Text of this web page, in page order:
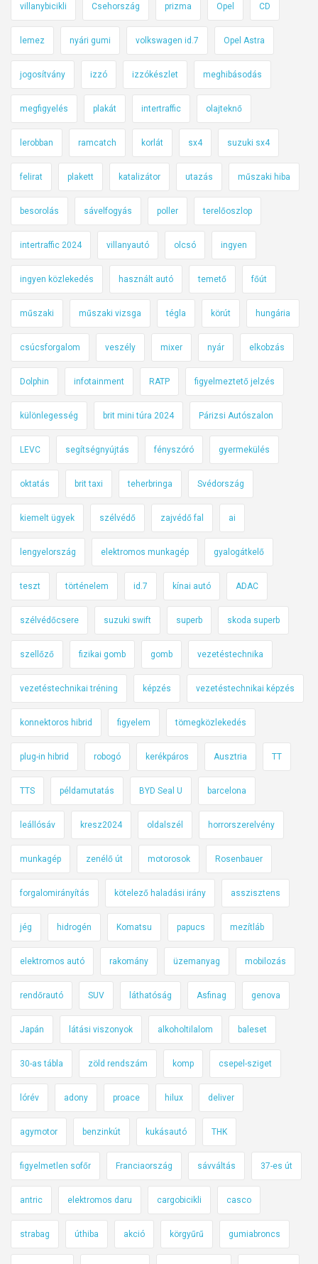
villanybicikli Csehország prizma Opel CD
lemez nyári gumi volkswagen id.7 Opel Astra
jogosítvány izzó izzókészlet meghibásodás
megfigyelés plakát intertraffic olajteknő
lerobban ramcatch korlát sx4 suzuki sx4
felirat plakett katalizátor utazás műszaki hiba
besorolás sávelfogyás poller terelőoszlop
intertraffic 2024 villanyautó olcsó ingyen
ingyen közlekedés használt autó temető főút
műszaki műszaki vizsga tégla körút hungária
csúcsforgalom veszély mixer nyár elkobzás
Dolphin infotainment RATP figyelmeztető jelzés
különlegesség brit mini túra 2024 Párizsi Autószalon
LEVC segítségnyújtás fényszóró gyermekülés
oktatás brit taxi teherbringa Svédország
kiemelt ügyek szélvédő zajvédő fal ai
lengyelország elektromos munkagép gyalogátkelő
teszt történelem id.7 kínai autó ADAC
szélvédőcsere suzuki swift superb skoda superb
szellőző fizikai gomb gomb vezetéstechnika
vezetéstechnikai tréning képzés vezetéstechnikai képzés
konnektoros hibrid figyelem tömegközlekedés
plug-in hibrid robogó kerékpáros Ausztria TT
TTS példamutatás BYD Seal U barcelona
leállósáv kresz2024 oldalszél horrorszerelvény
munkagép zenélő út motorosok Rosenbauer
forgalomirányítás kötelező haladási irány asszisztens
jég hidrogén Komatsu papucs mezítláb
elektromos autó rakomány üzemanyag mobilozás
rendőrautó SUV láthatóság Asfinag genova
Japán látási viszonyok alkoholtilalom baleset
30-as tábla zöld rendszám komp csepel-sziget
lórév adony proace hilux deliver
agymotor benzinkút kukásautó THK
figyelmetlen sofőr Franciaország sávváltás 37-es út
antric elektromos daru cargobicikli casco
strabag úthiba akció körgyűrű gumiabroncs